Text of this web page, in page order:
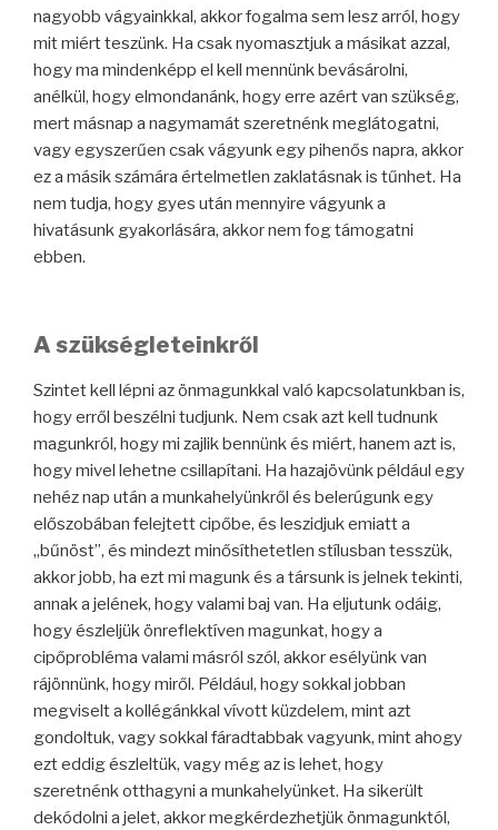
nagyobb vágyainkkal, akkor fogalma sem lesz arról, hogy
mit miért teszünk. Ha csak nyomasztjuk a másikat azzal,
hogy ma mindenképp el kell mennünk bevásárolni,
anélkül, hogy elmondanánk, hogy erre azért van szükség,
mert másnap a nagymamát szeretnénk meglátogatni,
vagy egyszerűen csak vágyunk egy pihenős napra, akkor
ez a másik számára értelmetlen zaklatásnak is tűnhet. Ha
nem tudja, hogy gyes után mennyire vágyunk a
hivatásunk gyakorlására, akkor nem fog támogatni
ebben.
A szükségleteinkről
Szintet kell lépni az önmagunkkal való kapcsolatunkban is,
hogy erről beszélni tudjunk. Nem csak azt kell tudnunk
magunkról, hogy mi zajlik bennünk és miért, hanem azt is,
hogy mivel lehetne csillapítani. Ha hazajövünk például egy
nehéz nap után a munkahelyünkről és belerúgunk egy
előszobában felejtett cipőbe, és leszidjuk emiatt a
„bűnöst”, és mindezt minősíthetetlen stílusban tesszük,
akkor jobb, ha ezt mi magunk és a társunk is jelnek tekinti,
annak a jelének, hogy valami baj van. Ha eljutunk odáig,
hogy észleljük önreflektíven magunkat, hogy a
cipőprobléma valami másról szól, akkor esélyünk van
rájönnünk, hogy miről. Például, hogy sokkal jobban
megviselt a kollégánkkal vívott küzdelem, mint azt
gondoltuk, vagy sokkal fáradtabbak vagyunk, mint ahogy
ezt eddig észleltük, vagy még az is lehet, hogy
szeretnénk otthagyni a munkahelyünket. Ha sikerült
dekódolni a jelet, akkor megkérdezhetjük önmagunktól,